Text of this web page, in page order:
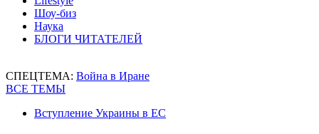
Шоу-биз
Наука
БЛОГИ ЧИТАТЕЛЕЙ
СПЕЦТЕМА: Война в Иране
ВСЕ ТЕМЫ
Вступление Украины в ЕС